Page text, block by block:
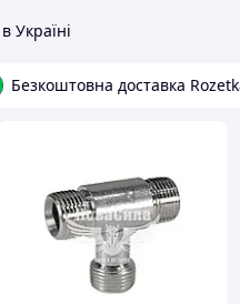
в Україні
Безкоштовна доставка